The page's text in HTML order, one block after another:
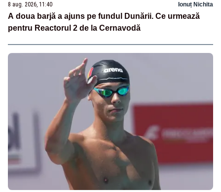
8 aug. 2026, 11:40 Ionuț Nichita
A doua barjă a ajuns pe fundul Dunării. Ce urmează
pentru Reactorul 2 de la Cernavodă